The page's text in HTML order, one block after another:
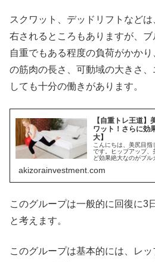
スクワット、デッドリフトなど
右されるところもありますが、
自重でもある程度の負荷がかか
の筋肉の長さ、可動域の大きさ
しても十分の働きがあります。
【自重トレ王道
ワット！さらに効
大】
こんにちは、美尻目指
です。ヒップアップ、
ど効果絶大なのがブル
（どんな状況だろ）、
akizorainvestment.com
このグループは一般的に回復に3
と考えます。
このグループは基本的には、レッ